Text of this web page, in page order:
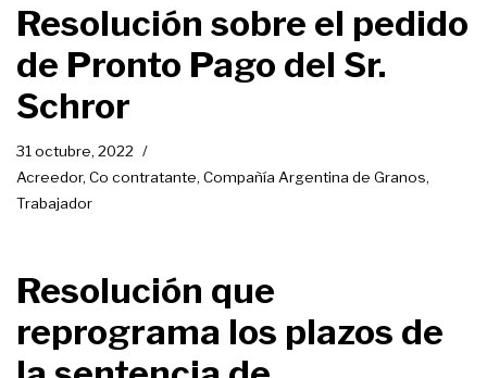
Resolución sobre el pedido
de Pronto Pago del Sr.
Schror
31 octubre, 2022
Acreedor, Co contratante, Compañía Argentina de Granos,
Trabajador
Resolución que
reprograma los plazos de